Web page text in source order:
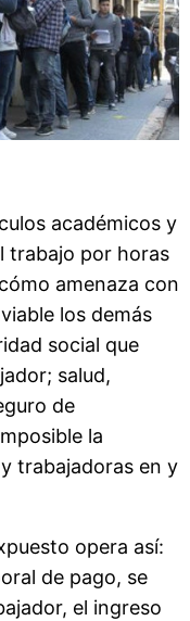
académicos y
trabajo por horas
amenaza con
los demás
social que
salud,
de
la
trabajadoras en y
opera así:
de pago, se
el ingreso